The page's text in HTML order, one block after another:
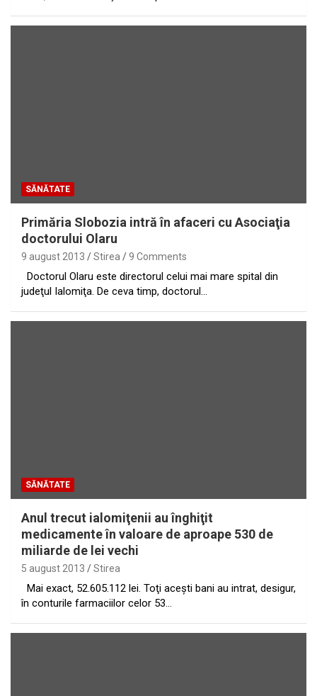
SĂNĂTATE
Primăria Slobozia intră în afaceri cu Asociaţia
doctorului Olaru
9 august 2013 Stirea 9 Comments
Doctorul Olaru este directorul celui mai mare spital din
judeţul Ialomiţa. De ceva timp, doctorul…
SĂNĂTATE
Anul trecut ialomiţenii au înghiţit
medicamente în valoare de aproape 530 de
miliarde de lei vechi
5 august 2013 Stirea
Mai exact, 52.605.112 lei. Toţi aceşti bani au intrat, desigur,
în conturile farmaciilor celor 53…